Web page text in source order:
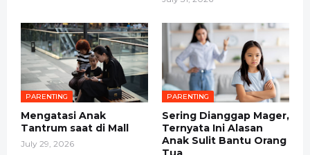
PARENTING
Mengatasi Anak
Tantrum saat di Mall
July 29, 2026
PARENTING
Sering Dianggap Mager,
Ternyata Ini Alasan
Anak Sulit Bantu Orang